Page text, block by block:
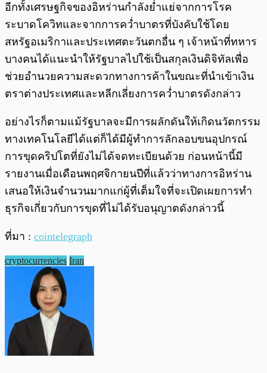
อีกทั้งเศรษฐกิจของอิหร่านกำลังย่ำแย่จากการโรค
ระบาดโควิทและจากการคว่ำบาตรที่บังคับใช้โดย
สหรัฐอเมริกาและประเทศตะวันตกอื่น ๆ เจ้าหน้าที่ทหาร
บางคนได้แนะนำให้รัฐบาลไปใช้เป็นสกุลเงินดิจิทัลเพื่อ
ช่วยอำนวยความสะดวกทางการค้าในขณะที่นำเข้าเงิน
ตราต่างประเทศและหลีกเลี่ยงการคว่ำบาตรดังกล่าว
อย่างไรก็ตามแม้รัฐบาลจะมีการผลักดันให้เกิดนวัตกรรม
ทางเทคโนโลยีได้แต่ก็ได้มีผู้ทำการลักลอบขนอุปกรณ์
การขุดคริปโตที่ยังไม่ได้จดทะเบียนด้วย ก่อนหน้านี้มี
รายงานเมื่อเดือนพฤศจิกายนปีที่แล้วว่าทางการอิหร่าน
เสนอให้เงินจำนวนมากแก่ผู้ที่เต็มใจที่จะเปิดเผยการทำ
ธุรกิจเกี่ยวกับการขุดที่ไม่ได้รับอนุญาตดังกล่าวนี้
ที่มา : cointelegraph
cryptocurrencies Iran